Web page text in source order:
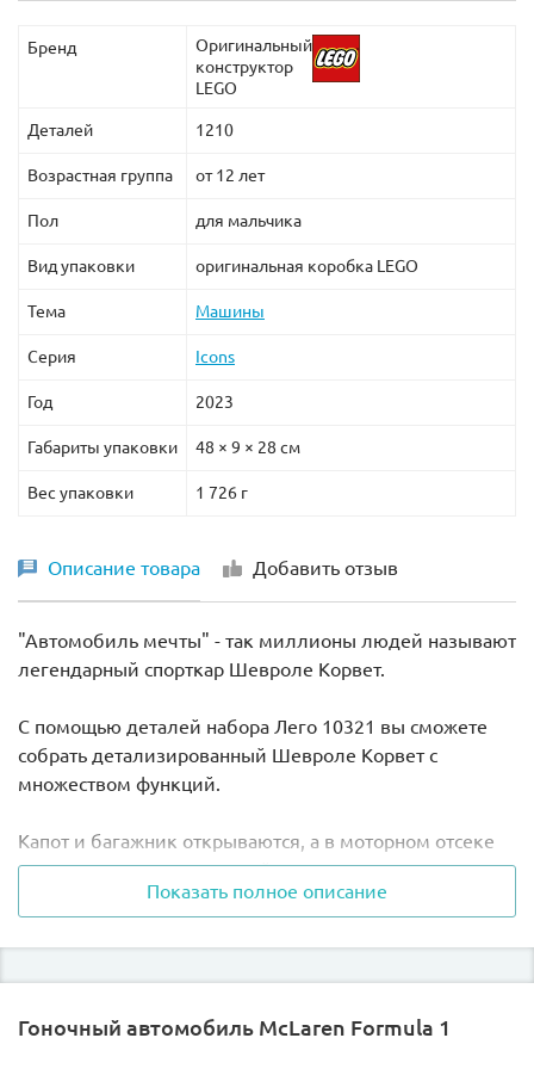
Бренд
Оригинальный
конструктор
LEGO
Деталей 1210
Возрастная группа от 12 лет
Пол для мальчика
Вид упаковки оригинальная коробка LEGO
Тема Машины
Серия Icons
Год 2023
Габариты упаковки 48 × 9 × 28 см
Вес упаковки 1 726 г
Описание товара Добавить отзыв
"Автомобиль мечты" - так миллионы людей называют
легендарный спорткар Шевроле Корвет.
С помощью деталей набора Лего 10321 вы сможете
собрать детализированный Шевроле Корвет с
множеством функций.
Капот и багажник открываются, а в моторном отсеке
можно увидеть вращающийся вентилятор радиатора.
внутренности:
- просторный комфортный салон
Показать полное описание
Гоночный автомобиль McLaren Formula 1